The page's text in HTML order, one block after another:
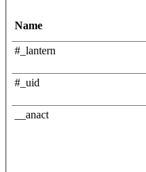
Name
#_lantern
#_uid
__anact